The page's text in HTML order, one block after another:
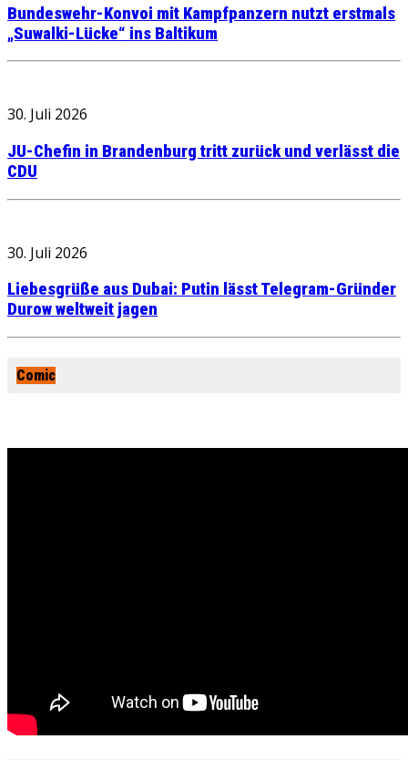
Bundeswehr-Konvoi mit Kampfpanzern nutzt erstmals
„Suwalki-Lücke“ ins Baltikum
30. Juli 2026
JU-Chefin in Brandenburg tritt zurück und verlässt die
CDU
30. Juli 2026
Liebesgrüße aus Dubai: Putin lässt Telegram-Gründer
Durow weltweit jagen
Comic